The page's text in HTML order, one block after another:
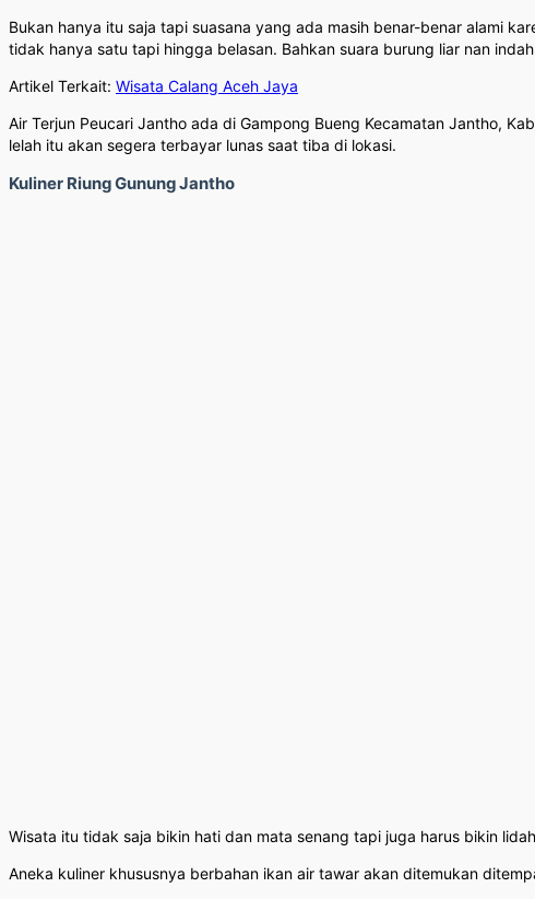
Bukan hanya itu saja tapi suasana yang ada masih benar-benar alami
tidak hanya satu tapi hingga belasan. Bahkan suara burung liar nan
Artikel Terkait: Wisata Calang Aceh Jaya
Air Terjun Peucari Jantho ada di Gampong Bueng Kecamatan Jantho,
lelah itu akan segera terbayar lunas saat tiba di lokasi.
Kuliner Riung Gunung Jantho
Wisata itu tidak saja bikin hati dan mata senang tapi juga harus bikin
Aneka kuliner khususnya berbahan ikan air tawar akan ditemukan